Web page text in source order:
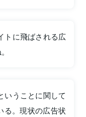
トに飛ばされる広
いうことに関して
る。現状の広告状